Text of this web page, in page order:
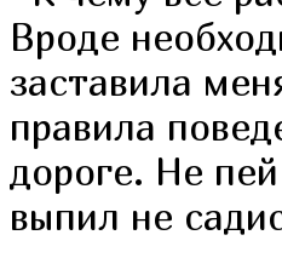
Вроде
заставила
правила
дороге. Не
выпил не